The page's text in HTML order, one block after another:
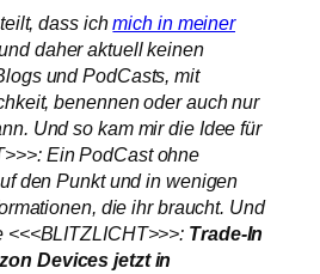
dass ichmich in meiner
daher aktuell keinen
und PodCasts, mit
benennen oder auch nur
Und so kam mir die Idee für
Ein PodCast ohne
den Punkt und in wenigen
die ihr braucht. Und
<<<BLITZLICHT>>>: Trade-In
Devices jetzt in